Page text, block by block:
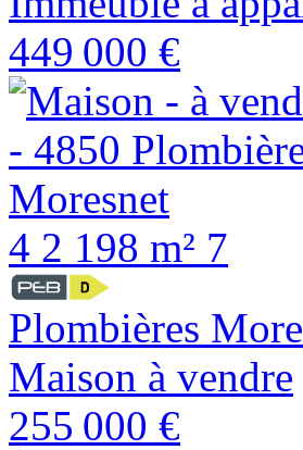
449 000 €
4 2 198 m² 7
Plombières
Maison à vendre
255 000 €